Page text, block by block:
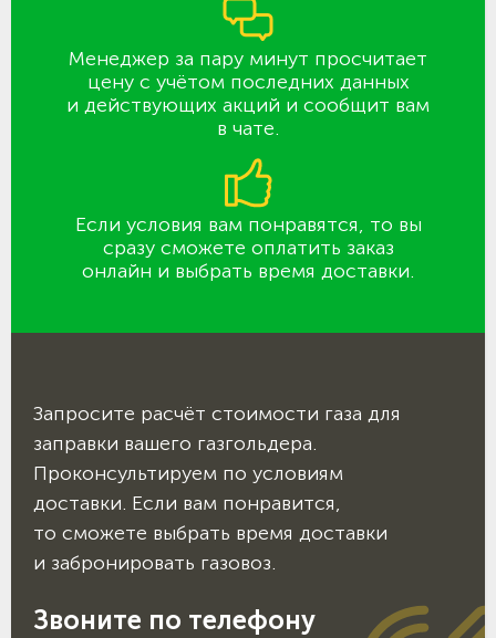
Менеджер за пару минут просчитает
цену с учётом последних данных
и действующих акций и сообщит вам
в чате.
Если условия вам понравятся, то вы
сразу сможете оплатить заказ
онлайн и выбрать время доставки.
Запросите расчёт стоимости газа для
заправки вашего газгольдера.
Проконсультируем по условиям
доставки. Если вам понравится,
то сможете выбрать время доставки
и забронировать газовоз.
Звоните по телефону